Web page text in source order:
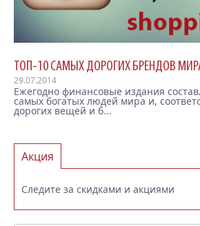
ТОП-10 САМЫХ ДОРОГИХ БРЕНДОВ
29.07.2014
Ежегодно финансовые издания
самых богатых людей мира и,
дорогих вещей и б...
Акция
Следите за скидками и акциями